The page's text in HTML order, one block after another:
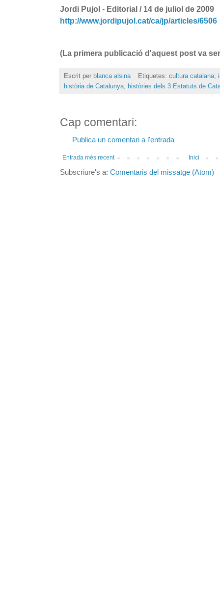
Jordi Pujol - Editorial / 14 de juliol de 2009
http://www.jordipujol.cat/ca/jp/articles/6506
(La primera publicació d'aquest post va
Escrit per blanca alsina Etiquetes: cultura catalana;
història de Catalunya, històries dels 3 Estatuts de
Cap comentari:
Publica un comentari a l'entrada
Entrada més recent Inici
Subscriure's a: Comentaris del missatge (Atom)